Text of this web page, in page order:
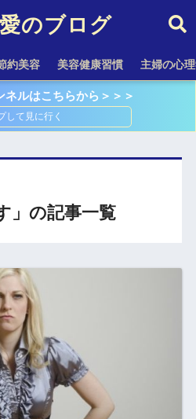
のブログ
約美容 美容健康習慣 主婦の心
ネルはこちらから＞＞＞
」の記事一覧